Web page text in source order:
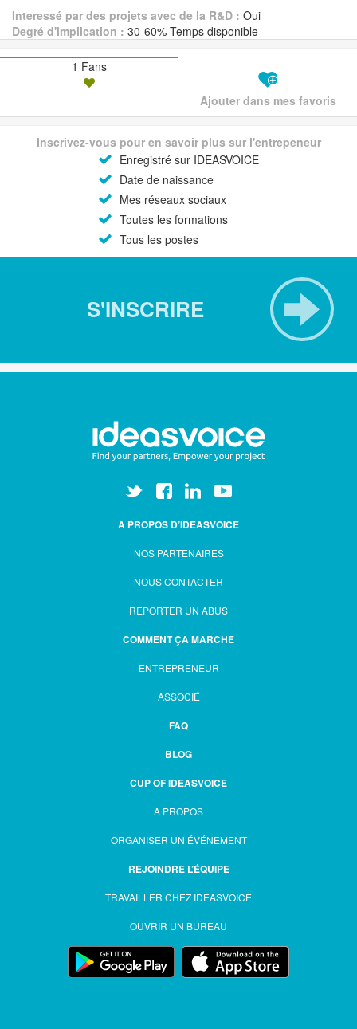
Interessé par des projets avec de la R&D : Oui
Degré d'implication : 30-60% Temps disponible
1 Fans
Ajouter dans mes favoris
Inscrivez-vous pour en savoir plus sur l'entrepeneur
Enregistré sur IDEASVOICE
Date de naissance
Mes réseaux sociaux
Toutes les formations
Tous les postes
S'INSCRIRE
A PROPOS D’IDEASVOICE
NOS PARTENAIRES
NOUS CONTACTER
REPORTER UN ABUS
COMMENT ÇA MARCHE
ENTREPRENEUR
ASSOCIÉ
FAQ
BLOG
CUP OF IDEASVOICE
A PROPOS
ORGANISER UN ÉVÉNEMENT
REJOINDRE L’ÉQUIPE
TRAVAILLER CHEZ IDEASVOICE
OUVRIR UN BUREAU